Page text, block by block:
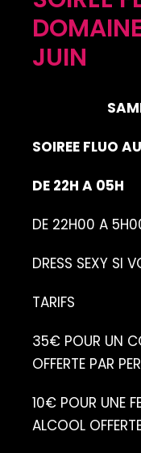
JUIN
SOIREE FLUO
DE 22H A 05H
DE 22H00 A
DRESS SEXY SI
TARIFS
35€ POUR UN
OFFERTE PAR
10€ POUR UNE
ALCOOL